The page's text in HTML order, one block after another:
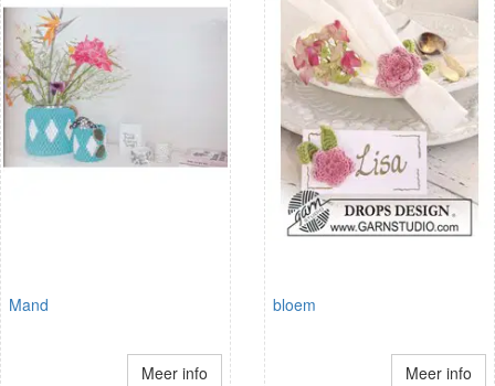
Mand
Meer info
bloem
Meer info